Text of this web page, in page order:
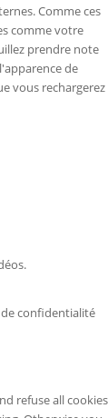
Comme ces
comme votre
prendre note
de
vous rechargerez
confidentialité
refuse all cookies